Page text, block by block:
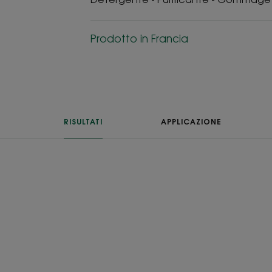
Prodotto in Francia
RISULTATI APPLICAZIONE